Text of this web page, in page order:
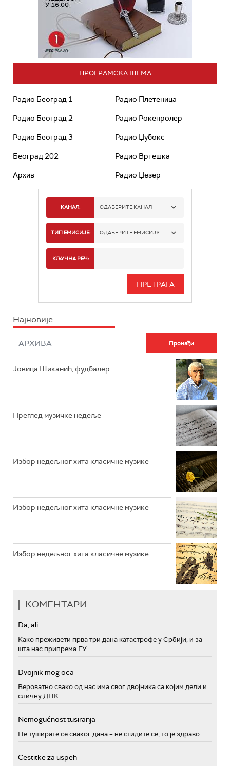
ПРОГРАМСКА ШЕМА
Радио Београд 1
Радио Београд 2
Радио Београд 3
Београд 202
Архив
Радио Плетеница
Радио Рокенролер
Радио Џубокс
Радио Вртешка
Радио Џезер
КАНАЛ: ОДАБЕРИТЕ КАНАЛ
РАДИО БЕОГРАД 1
РАДИО БЕОГРАД 3
РАДИО РОКЕНРОЛЕР
РАДИО ЏЕЗЕР
ТИП ЕМИСИЈЕ: ОДАБЕРИТЕ ЕМИСИЈУ
ИНФО
КЉУЧНА РЕЧ:
Најновије
Јовица Шиканић, фудбалер
Преглед музичке недеље
Избор недељног хита класичне музике
Избор недељног хита класичне музике
Избор недељног хита класичне музике
КОМЕНТАРИ
Da, ali...
Како преживети прва три дана катастрофе у Србији, и за
шта нас припрема ЕУ
Dvojnik mog oca
Вероватно свако од нас има свог двојника са којим дели и
сличну ДНК
Nemogućnost tusiranja
Не туширате се сваког дана – не стидите се, то је здраво
Cestitke za uspeh